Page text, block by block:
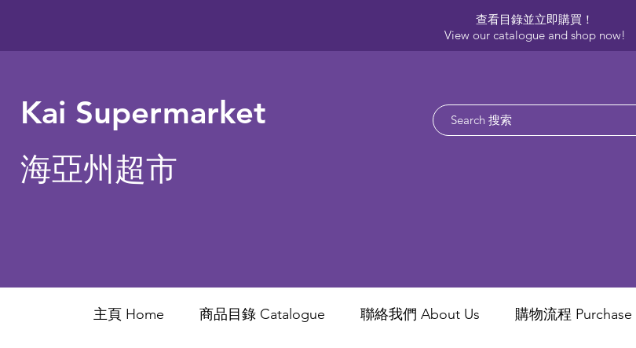
查看目錄並立即購買！​
View our catalogue and shop now!
Kai Supermarket
海亞州超市
主頁 Home 商品目錄 ​Catalogue 聯絡我們 About Us 購物流程 Purchase